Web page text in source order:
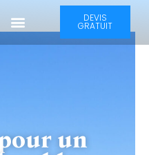
DEVIS
GRATUIT
un